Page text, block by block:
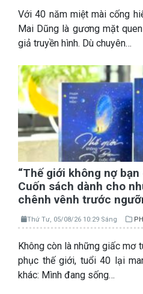
Với 40 năm miệt mài cống
Mai Dũng là gương mặt
giả truyền hình. Dù chuyên…
“Thế giới không nợ
Cuốn sách dành cho
chênh vênh trước
Thứ Tư, 05/08/26 10:29 Sáng
Không còn là những giấc mơ
phục thế giới, tuổi 40 lại
khác: Mình đang sống…